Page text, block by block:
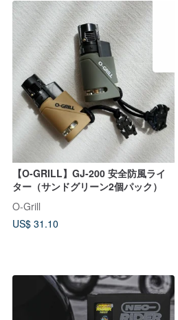
【O-GRILL】GJ-200 安全防風ライ
ター（サンドグリーン2個パック）
O-Grill
US$ 31.10